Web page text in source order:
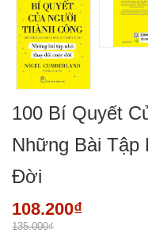
100 Bí Quyết
Những Bài Tập
Đời
108.200₫
135.000₫